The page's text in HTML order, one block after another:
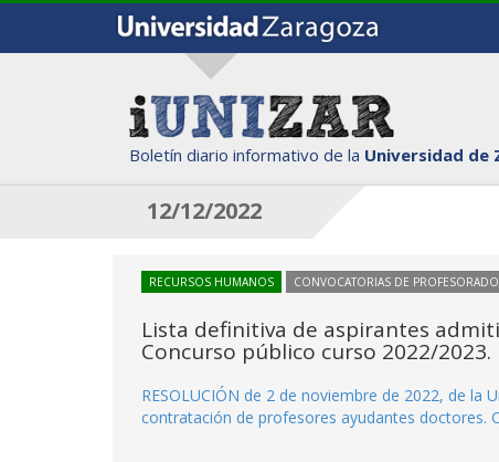
Boletín diario informativo de la Universidad de
12/12/2022
RECURSOS HUMANOS CONVOCATORIAS DE PROFESORADO
Lista definitiva de aspirantes
Concurso público curso 2022/
RESOLUCIÓN de 2 de noviembre de 2022, de
contratación de profesores ayudantes doctores.